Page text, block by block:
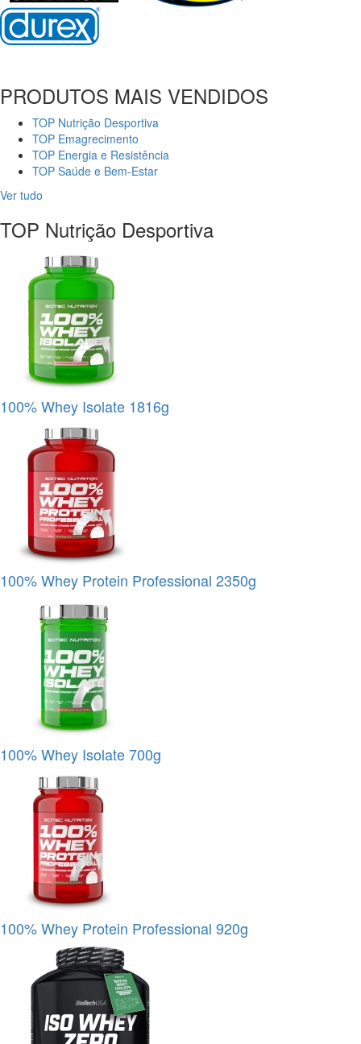
PRODUTOS MAIS VENDIDOS
TOP Nutrição Desportiva
TOP Emagrecimento
TOP Energia e Resistência
TOP Saúde e Bem-Estar
Ver tudo
TOP Nutrição Desportiva
100% Whey Isolate 1816g
100% Whey Protein Professional 2350g
100% Whey Isolate 700g
100% Whey Protein Professional 920g